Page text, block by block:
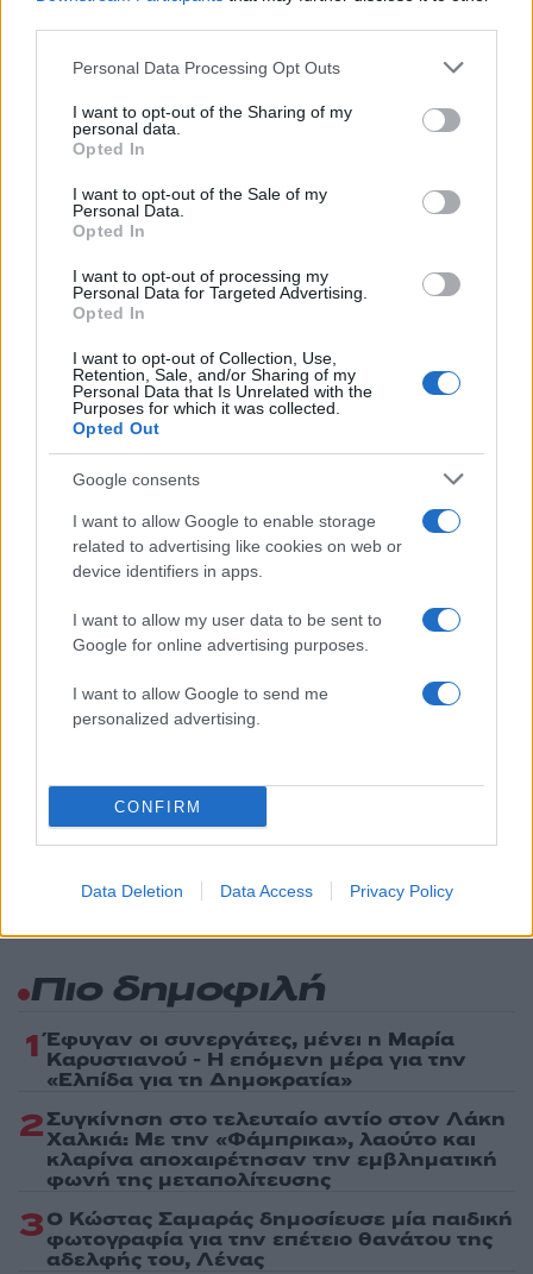
Please note that this website/app uses one or more Google
not limited to your visit or usage behaviour. You may click to
grant or deny consent to Google and its third-party tags to
use your data for below specified purposes in below Google
consent section.
Personal Data Processing Opt Outs
I want to opt-out of the Sharing of my
personal data.
Opted In
I want to opt-out of the Sale of my
Personal Data.
Opted In
I want to opt-out of processing my
Personal Data for Targeted Advertising.
Opted In
I want to opt-out of Collection, Use,
Retention, Sale, and/or Sharing of my
Personal Data that Is Unrelated with the
Purposes for which it was collected.
Opted Out
Google consents
I want to allow Google to enable storage
related to advertising like cookies on web or
device identifiers in apps.
I want to allow my user data to be sent to
Google for online advertising purposes.
I want to allow Google to send me
personalized advertising.
CONFIRM
Data Deletion Data Access Privacy Policy
Σχόλια
Σχολίασε εδώ
Υποβολή σχολίου
Πολιτική Απορρήτου&Όροι Χρήσης της Google.
Driveit
ΔΙΠΛΩΜΑ ΟΔΗΓΗΣΗΣ
Share:
Ακολουθήστε το Νewsit.gr στοGoogle Newsκαι
ενημερωθείτε πρώτοι για όλη την ειδησεογραφία και τα
τελευταία νέατης ημέρας
MotoGP: Δεν ξέφυγε η νίκη
από τα χέρια του Francesco
Formula 1: Να δούμε
θα πει viva Mexico
Πιο δημοφιλή
1 Έφυγαν οι συνεργάτες, μένει η Μαρία
Καρυστιανού - Η επόμενη μέρα για την
«Ελπίδα για τη Δημοκρατία»
2Συγκίνηση στο τελευταίο αντίο στον Λάκη
Χαλκιά: Με την «Φάμπρικα», λαούτο και
κλαρίνα αποχαιρέτησαν την εμβληματική
φωνή της μεταπολίτευσης
3Ο Κώστας Σαμαράς δημοσίευσε μία παιδική
φωτογραφία για την επέτειο θανάτου της
αδελφής του, Λένας